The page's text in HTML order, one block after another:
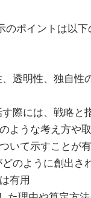
のポイントは以
透明性、独自性
際には、戦略と
ような考え方や
いて示すことが
のように創出さ
有用